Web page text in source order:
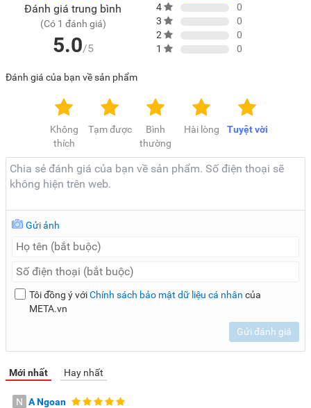
Đánh giá trung bình
(Có 1 đánh giá)
5.0/5
4
0
3
0
2
0
1
0
Đánh giá của bạn về sản phẩm
Tuyệt vời
Hài lòng
Bình
thường
Tạm được
Không
thích
Gửi ảnh
Tôi đồng ý vớiChính sách bảo mật dữ liệu cá nhân của
META.vn
Gửi đánh giá
Mới nhất Hay nhất
N A Ngoan